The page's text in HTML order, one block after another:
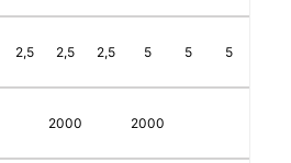
2,5 2,5
2000
2,5 5
2000
5 5